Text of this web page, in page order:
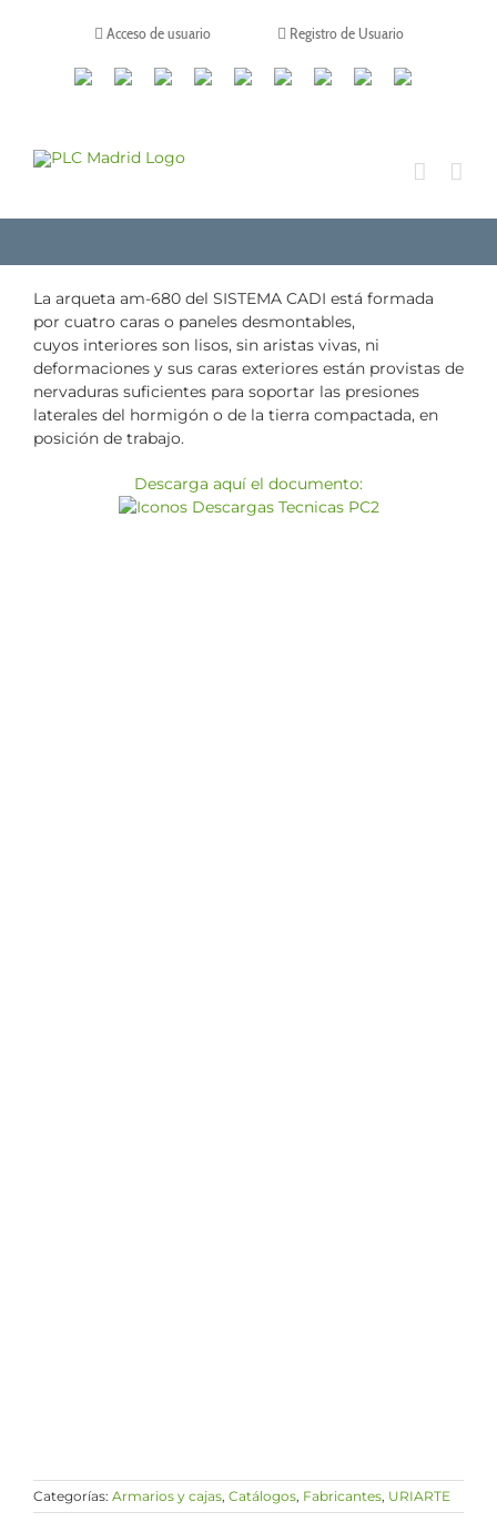
Acceso de usuario Registro de Usuario
CanalesLinkedinYoutubeTiktokFacebookInstagram
X TwitchContacto
La arqueta am-680 del SISTEMA CADI está formada
por cuatro caras o paneles desmontables,
cuyos interiores son lisos, sin aristas vivas, ni
deformaciones y sus caras exteriores están provistas de
nervaduras suficientes para soportar las presiones
laterales del hormigón o de la tierra compactada, en
posición de trabajo.
Descarga aquí el documento:
Categorías: Armarios y cajas, Catálogos, Fabricantes, URIARTE